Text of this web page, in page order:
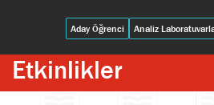
Aday Öğrenci Analiz
Etkinlikler